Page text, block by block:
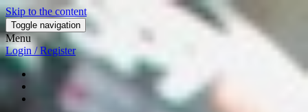
Skip to the content
Toggle navigation
Menu
Login / Register